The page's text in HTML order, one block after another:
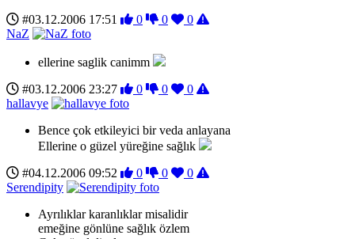
#03.12.2006 17:51
0 0
0
NaZ
ellerine saglik canimm
#03.12.2006 23:27
0 0
0
hallavye
Bence çok etkileyici bir veda anlayana
Ellerine o güzel yüreğine sağlık
#04.12.2006 09:52
0 0
0
Serendipity
Ayrılıklar karanlıklar misalidir
emeğine gönlüne sağlık özlem